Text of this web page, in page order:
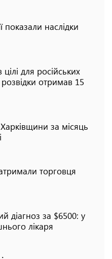
показали наслідки
для російських
розвідки отримав 15
за місяць
торговця
діагноз за $6500: у
лікаря